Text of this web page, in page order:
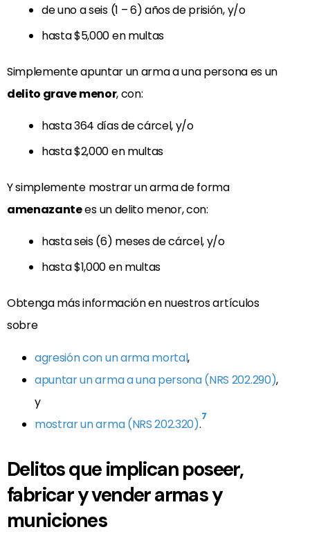
de uno a seis (1 – 6) años de prisión, y/o
hasta $5,000 en multas
Simplemente apuntar un arma a una persona es un
delito grave menor, con:
hasta 364 días de cárcel, y/o
hasta $2,000 en multas
Y simplemente mostrar un arma de forma
amenazantees un delito menor, con:
hasta seis (6) meses de cárcel, y/o
hasta $1,000 en multas
Obtenga más información en nuestros artículos
sobre
agresión con un arma mortal,
apuntar un arma a una persona (NRS 202.290),
y
mostrar un arma (NRS 202.320).7
Delitos que implican poseer,
fabricar y vender armas y
municiones